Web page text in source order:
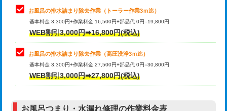
タンクレストイレ脱着 33,000円
小便器トイレ脱着
その他部品の脱着 8,800円～
交換・取付（タンク）
お風呂の排水詰まり除去作業（トーラー作業3ｍ迄）
基本料金 3,300円+作業料金 16,500円+部品代 0円=19,800円
WEB割引3,000円➡16,800円(税込)
お風呂の排水詰まり除去作業（高圧洗浄3ｍ迄）
基本料金 3,300円+作業料金 27,500円+部品代 0円=30,800円
WEB割引3,000円➡27,800円(税込)
お風呂つまり・水漏れ修理の作業料金表